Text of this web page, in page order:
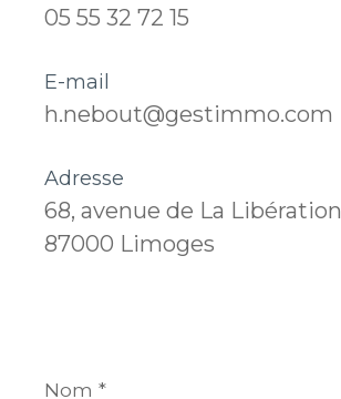
05 55 32 72 15
E-mail
h.nebout@gestimmo.com
Adresse
68, avenue de La Libération
87000 Limoges
*